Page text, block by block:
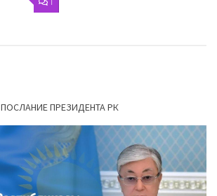
ПОСЛАНИЕ ПРЕЗИДЕНТА РК